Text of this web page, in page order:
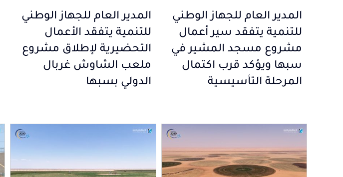
المدير العام للجهاز الوطني
للتنمية يتفقد سير أعمال
مشروع مسجد المشير في
سبها ويؤكد قرب اكتمال
المرحلة التأسيسية
المدير العام للجهاز الوطني
للتنمية يتفقد الأعمال
التحضيرية لإطلاق مشروع
ملعب الشاوش غربال
الدولي بسبها